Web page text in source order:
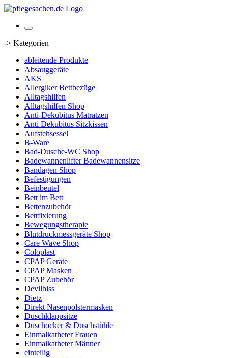
-> Kategorien
ableitende Produkte
Absauggeräte
AKS
Allergiker Bettbezüge
Alltagshilfen
Alltagshilfen Shop
Anti-Dekubitus Matratzen
Anti Dekubitus Sitzkissen
Aufstehsessel
B-Ware
Bad-Dusche-WC Shop
Badewannenlifter Badewannensitze
Bandagen Shop
Befestigungen
Beinbeutel
Bett im Bett
Bettenzubehör
Bettfixierung
Bewegungstherapie
Blutdruckmessgeräte Shop
Care Wave Shop
Coloplast
CPAP Geräte
CPAP Masken
CPAP Zubehör
Devilbiss
Dietz
Direkt Nasenpolstermasken
Duschklappsitze
Duschocker & Duschstühle
Einmalkatheter Frauen
Einmalkatheter Männer
einteilig